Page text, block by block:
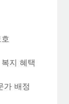
지 혜택
가 배정